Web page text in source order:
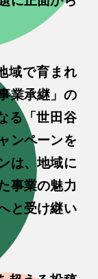
域で育まれ
業承継」の
る「世田谷
ンペーンを
は、地域に
事業の魅力
と受け継い